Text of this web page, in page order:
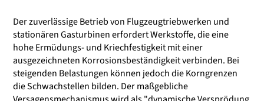
Der zuverlässige Betrieb von Flugzeugtriebwerken und
stationären Gasturbinen erfordert Werkstoffe, die eine
hohe Ermüdungs- und Kriechfestigkeit mit einer
ausgezeichneten Korrosionsbeständigkeit verbinden. Bei
steigenden Belastungen können jedoch die Korngrenzen
die Schwachstellen bilden. Der maßgebliche